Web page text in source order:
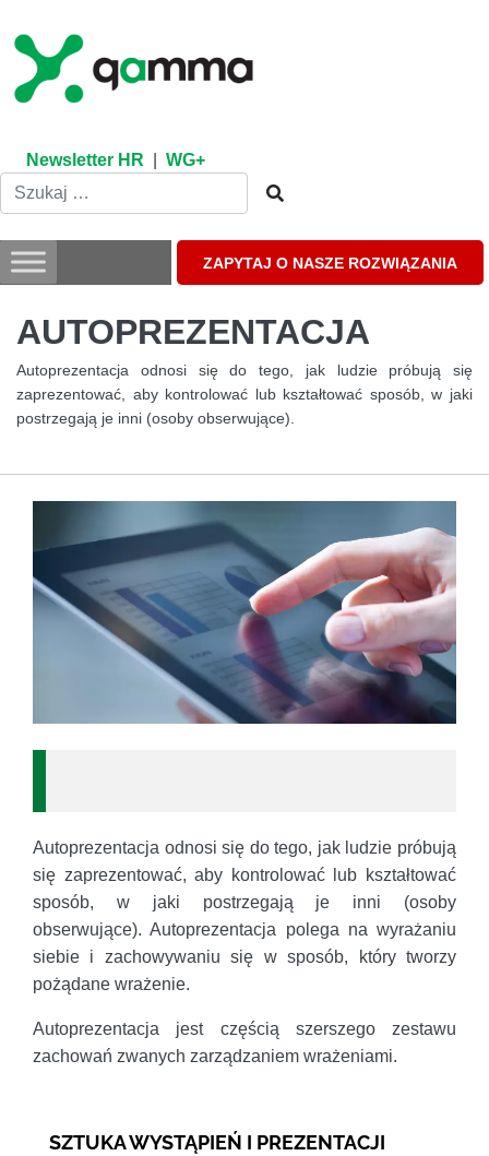
content
Newsletter HR WG+
ZAPYTAJ O NASZE ROZWIĄZANIA
AUTOPREZENTACJA
Autoprezentacja odnosi się do tego, jak ludzie próbują się
zaprezentować, aby kontrolować lub kształtować sposób, w jaki
postrzegają je inni (osoby obserwujące).
Autoprezentacja odnosi się do tego, jak ludzie próbują
się zaprezentować, aby kontrolować lub kształtować
sposób, w jaki postrzegają je inni (osoby
obserwujące). Autoprezentacja polega na wyrażaniu
siebie i zachowywaniu się w sposób, który tworzy
pożądane wrażenie.
Autoprezentacja jest częścią szerszego zestawu
zachowań zwanych zarządzaniem wrażeniami.
SZTUKA WYSTĄPIEŃ I PREZENTACJI